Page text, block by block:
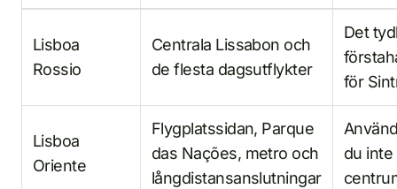
Lisboa
Rossio
Centrala Lissabon och
de flesta dagsutflykter
Det
för
Lisboa
Oriente
Flygplatssidan, Parque
das Nações, metro och
långdistansanslutningar
du inte